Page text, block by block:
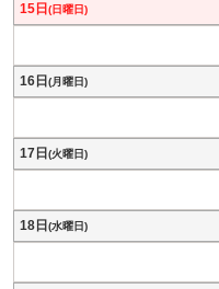
15日 (日曜日)
16日 (月曜日)
17日 (火曜日)
18日 (水曜日)